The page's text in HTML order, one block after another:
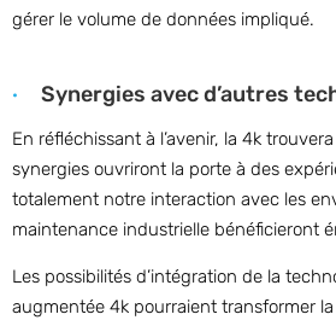
gérer le volume de données impliqué.
Synergies avec d’autres
En réfléchissant à l’avenir, la 4k
synergies ouvriront la porte à des
totalement notre interaction avec les
maintenance industrielle bénéficieront
Les possibilités d’intégration de la
augmentée 4k pourraient transformer